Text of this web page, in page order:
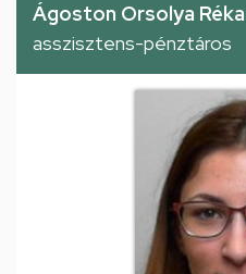
Ágoston Orsolya Réka
asszisztens-pénztáros